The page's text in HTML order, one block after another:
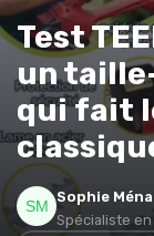
Test
un
qui fait
Sophie
Spécialiste